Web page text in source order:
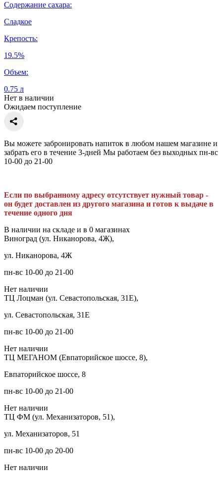
Содержание сахара:
Сладкое
Крепость:
19.5%
Объем:
0.75 л
Нет в наличии
Ожидаем поступление
Вы можете забронировать напиток в любом нашем магазине и
забрать его в течение 3-дней Мы работаем без выходных пн-вс
10-00 до 21-00
Если по выбранному адресу отсутствует нужный товар -
он будет доставлен из другого магазина и готов к выдаче в
течение одного дня
В наличии на складе и в 0 магазинах
Виноград (ул. Никанорова, 4Ж),
ул. Никанорова, 4Ж
пн-вс 10-00 до 21-00
Нет наличии
ТЦ Лоцман (ул. Севастопольская, 31Е),
ул. Севастопольская, 31Е
пн-вс 10-00 до 21-00
Нет наличии
ТЦ МЕГАНОМ (Евпаторийское шоссе, 8),
Евпаторийское шоссе, 8
пн-вс 10-00 до 21-00
Нет наличии
ТЦ ФМ (ул. Механизаторов, 51),
ул. Механизаторов, 51
пн-вс 10-00 до 20-00
Нет наличии